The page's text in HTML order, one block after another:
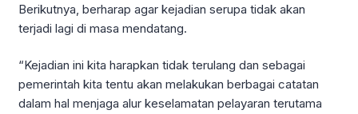
Berikutnya, berharap agar kejadian serupa tidak akan
terjadi lagi di masa mendatang.
“Kejadian ini kita harapkan tidak terulang dan sebagai
pemerintah kita tentu akan melakukan berbagai catatan
dalam hal menjaga alur keselamatan pelayaran terutama